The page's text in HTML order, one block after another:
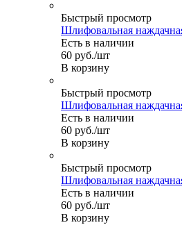
Быстрый просмотр
Шлифовальная
Есть в наличии
60 руб./шт
В корзину
Быстрый просмотр
Шлифовальная
Есть в наличии
60 руб./шт
В корзину
Быстрый просмотр
Шлифовальная
Есть в наличии
60 руб./шт
В корзину